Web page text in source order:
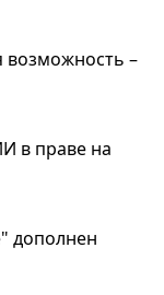
возможность –
в праве на
дополнен